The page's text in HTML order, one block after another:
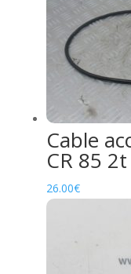
Cable
CR 85 2t
26.00€